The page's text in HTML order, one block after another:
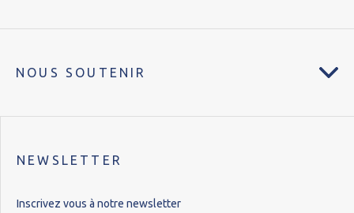
NOUS SOUTENIR
NEWSLETTER
Inscrivez vous à notre newsletter